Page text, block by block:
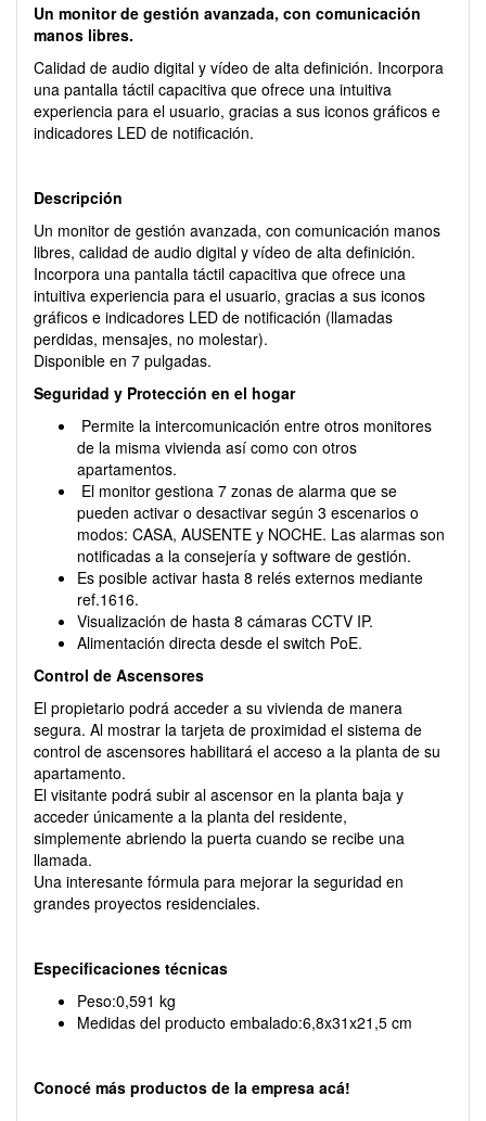
Un monitor de gestión avanzada, con comunicación
manos libres.
Calidad de audio digital y vídeo de alta definición. Incorpora
una pantalla táctil capacitiva que ofrece una intuitiva
experiencia para el usuario, gracias a sus iconos gráficos e
indicadores LED de notificación.
Descripción
Un monitor de gestión avanzada, con comunicación manos
libres, calidad de audio digital y vídeo de alta definición.
Incorpora una pantalla táctil capacitiva que ofrece una
intuitiva experiencia para el usuario, gracias a sus iconos
gráficos e indicadores LED de notificación (llamadas
perdidas, mensajes, no molestar).
Disponible en 7 pulgadas.
Seguridad y Protección en el hogar
Permite la intercomunicación entre otros monitores
de la misma vivienda así como con otros
apartamentos.
El monitor gestiona 7 zonas de alarma que se
pueden activar o desactivar según 3 escenarios o
modos: CASA, AUSENTE y NOCHE. Las alarmas son
notificadas a la consejería y software de gestión.
Es posible activar hasta 8 relés externos mediante
ref.1616.
Visualización de hasta 8 cámaras CCTV IP.
Alimentación directa desde el switch PoE.
Control de Ascensores
El propietario podrá acceder a su vivienda de manera
segura. Al mostrar la tarjeta de proximidad el sistema de
control de ascensores habilitará el acceso a la planta de su
apartamento.
El visitante podrá subir al ascensor en la planta baja y
acceder únicamente a la planta del residente,
simplemente abriendo la puerta cuando se recibe una
llamada.
Una interesante fórmula para mejorar la seguridad en
grandes proyectos residenciales.
Especificaciones técnicas
Peso:0,591 kg
Medidas del producto embalado:6,8x31x21,5 cm
Conocé más productos de la empresa acá!